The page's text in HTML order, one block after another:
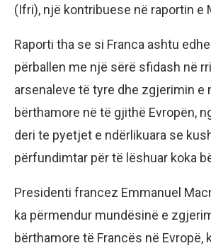
(Ifri), një kontribuese në raportin e
Raporti tha se si Franca ashtu
përballen me një sërë sfidash në
arsenaleve të tyre dhe zgjerimin e
bërthamore në të gjithë Evropën,
deri te pyetjet e ndërlikuara se
përfundimtar për të lëshuar koka
Presidenti francez Emmanuel
ka përmendur mundësinë e
bërthamore të Francës në Evropë,